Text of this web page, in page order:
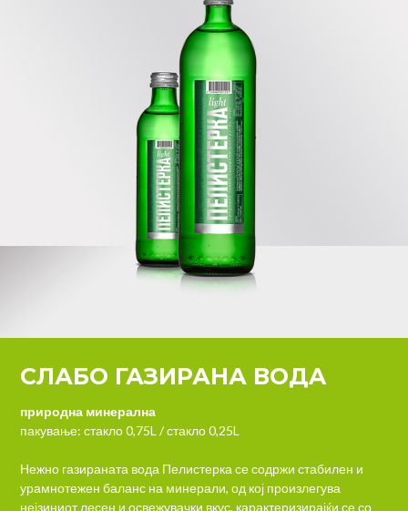
СЛАБО ГАЗИРАНА ВОДA
природна минерална
пакување:стакло 0,75L / стакло 0,25L
Нежно газираната вода Пелистерка се содржи стабилен и
урамнотежен баланс на минерали, од кој произлегува
нејзиниот лесен и освежувачки вкус, карактеризирајќи се со